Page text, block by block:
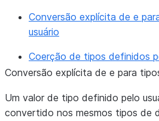
Conversão explícita de e
usuário
Coerção de tipos definidos
Conversão explícita de e para
Um valor de tipo definido pelo
convertido nos mesmos tipos de